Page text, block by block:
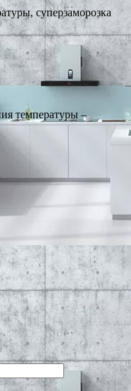
суперзаморозка
температуры –